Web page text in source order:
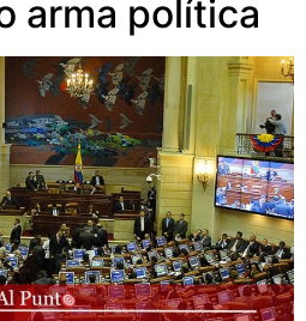
arma política